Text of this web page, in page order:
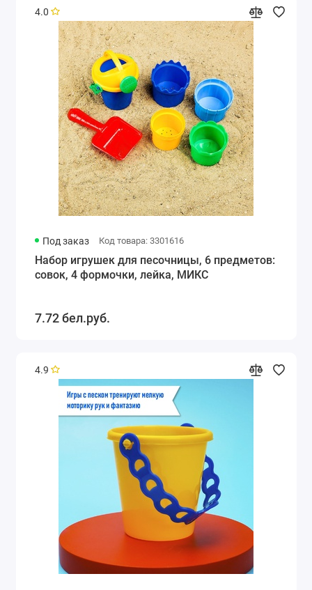
4.0
Под заказ Код товара: 3301616
Набор игрушек для песочницы, 6 предметов:
совок, 4 формочки, лейка, МИКС
7.72 бел.руб.
4.9